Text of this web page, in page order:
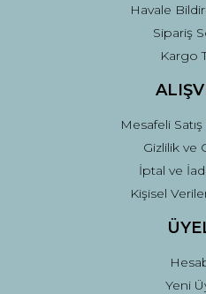
Havale
Sipariş
Kargo
Mesafeli
Gizlilik ve
İptal ve
Kişisel
Yeni